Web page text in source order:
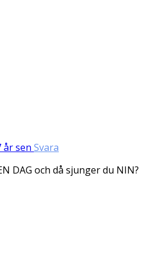
år sen Svara
DAG och då sjunger du NIN?